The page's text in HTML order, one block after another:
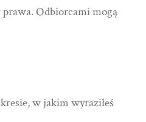
Odbiorcami mogą
w jakim wyraziłeś